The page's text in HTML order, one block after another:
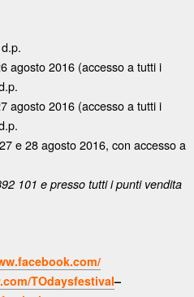
agosto 2016 (accesso a tutti i
agosto 2016 (accesso a tutti i
e 28 agosto 2016, con accesso a
101 e presso tutti i punti vendita
TOdaysfestival–